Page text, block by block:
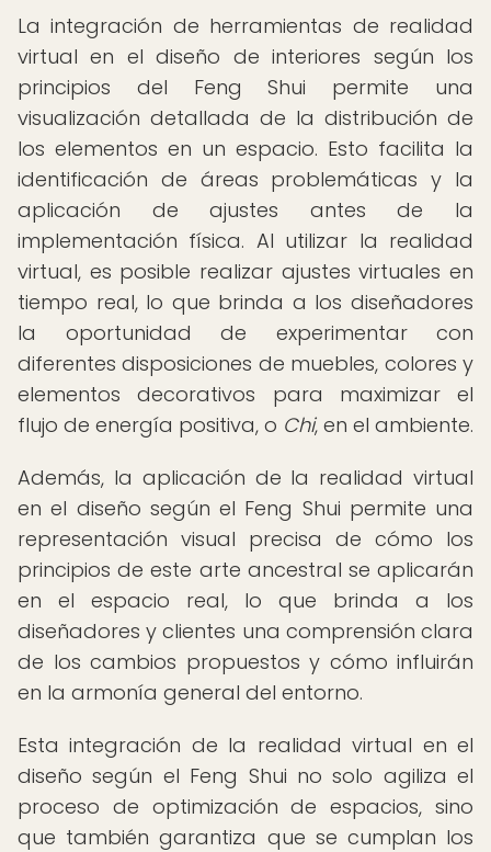
La integración de herramientas de realidad
virtual en el diseño de interiores según los
principios del Feng Shui permite una
visualización detallada de la distribución de
los elementos en un espacio. Esto facilita la
identificación de áreas problemáticas y la
aplicación de ajustes antes de la
implementación física. Al utilizar la realidad
virtual, es posible realizar ajustes virtuales en
tiempo real, lo que brinda a los diseñadores
la oportunidad de experimentar con
diferentes disposiciones de muebles, colores y
elementos decorativos para maximizar el
flujo de energía positiva, o Chi, en el ambiente.
Además, la aplicación de la realidad virtual
en el diseño según el Feng Shui permite una
representación visual precisa de cómo los
principios de este arte ancestral se aplicarán
en el espacio real, lo que brinda a los
diseñadores y clientes una comprensión clara
de los cambios propuestos y cómo influirán
en la armonía general del entorno.
Esta integración de la realidad virtual en el
diseño según el Feng Shui no solo agiliza el
proceso de optimización de espacios, sino
que también garantiza que se cumplan los